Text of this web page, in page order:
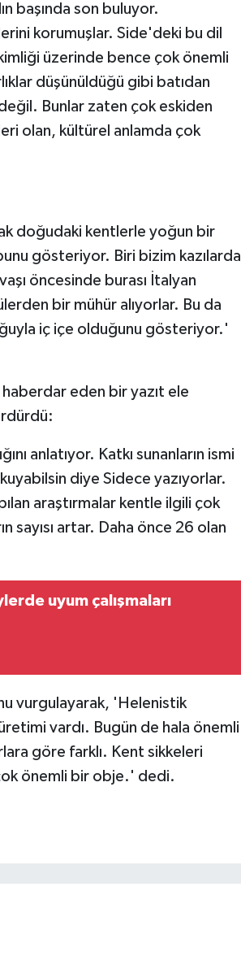
başında son buluyor.
korumuşlar. Side'deki bu dil
üzerinde bence çok önemli
düşünüldüğü gibi batıdan
Bunlar zaten çok eskiden
olan, kültürel anlamda çok
doğudaki kentlerle yoğun bir
gösteriyor. Biri bizim kazılarda
öncesinde burası İtalyan
bir mühür alıyorlar. Bu da
iç içe olduğunu gösteriyor.'
haberdar eden bir yazıt ele
anlatıyor. Katkı sunanların ismi
diye Sidece yazıyorlar.
araştırmalar kentle ilgili çok
sayısı artar. Daha önce 26 olan
uyum çalışmaları
vurgulayarak, 'Helenistik
vardı. Bugün de hala önemli
göre farklı. Kent sikkeleri
önemli bir obje.' dedi.